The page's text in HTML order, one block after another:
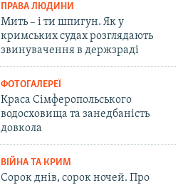
ПРАВА ЛЮДИНИ
Мить – і ти шпигун. Як у
кримських судах розглядають
звинувачення в держзраді
ФОТОГАЛЕРЕЇ
Краса Сімферопольського
водосховища та занедбаність
довкола
ВІЙНА ТА КРИМ
Сорок днів, сорок ночей. Про